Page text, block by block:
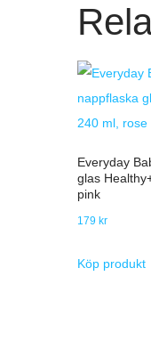
Everyday
glas
pink
179 kr
Köp produkt